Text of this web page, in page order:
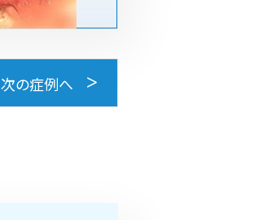
次の症例へ